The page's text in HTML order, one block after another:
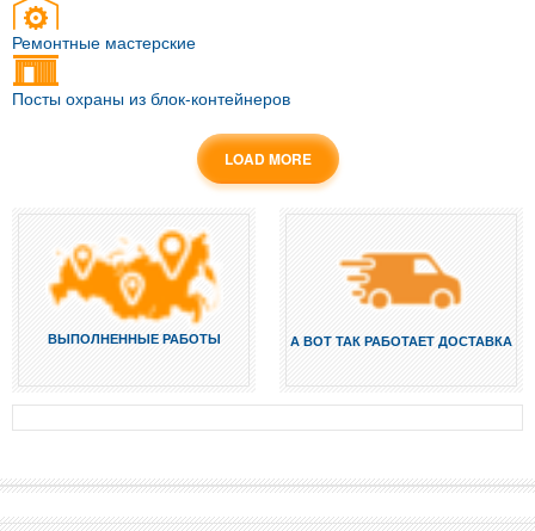
Ремонтные мастерские
Посты охраны из блок-контейнеров
LOAD MORE
ВЫПОЛНЕННЫЕ РАБОТЫ А ВОТ ТАК РАБОТАЕТ ДОСТАВКА